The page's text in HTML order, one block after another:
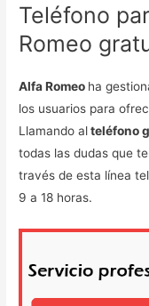
Teléfono
Romeo
Alfa Romeo ha
los usuarios para
Llamando alteléfono
todas las dudas que
través de esta línea
9 a 18 horas.